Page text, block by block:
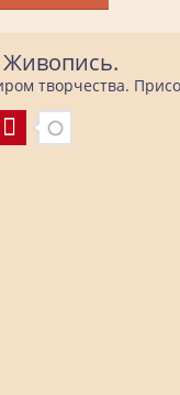
Живопись.
творчества.